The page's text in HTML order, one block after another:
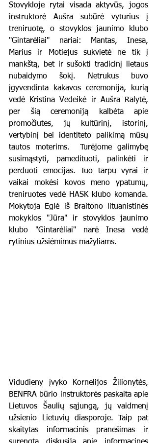
Stovykloje rytai visada aktyvūs, jogos
instruktorė Aušra subūrė vyturius į
treniruotę, o stovyklos jaunimo klubo
"Gintarėliai" nariai: Mantas, Inesa,
Marius ir Motiejus sukvietė ne tik į
mankštą, bet ir sušokti tradicinį lietaus
nubaidymo šokį. Netrukus buvo
įgyvendinta kakavos ceremonija, kurią
vedė Kristina Vedeikė ir Aušra Ralytė,
per šią ceremoniją kalbėta apie
promočiutes, jų kultūrinį, istorinį,
vertybinį bei identiteto palikimą mūsų
tautos moterims.  Turėjome galimybę
susimąstyti, pamedituoti, palinkėti ir
perduoti emocijas. Tuo tarpu vyrai ir
vaikai mokėsi kovos meno ypatumų,
treniruotes vedė HASK klubo komanda.
Mokytoja Eglė iš Braitono lituanistinės
mokyklos "Jūra" ir stovyklos jaunimo
klubo "Gintarėliai" narė Inesa vedė
rytinius užsiėmimus mažyliams.
Vidudieny įvyko Kornelijos Žilionytės,
BENFRA būrio instruktorės paskaita apie
Lietuvos Šaulių sąjungą, jų vaidmenį
užsienio Lietuvių diasporoje. Taip pat
skaitytas informacinis pranešimas ir